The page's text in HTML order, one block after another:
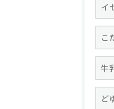
イ
こ
牛
ど